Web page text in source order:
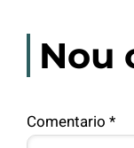
Nou
Comentario *